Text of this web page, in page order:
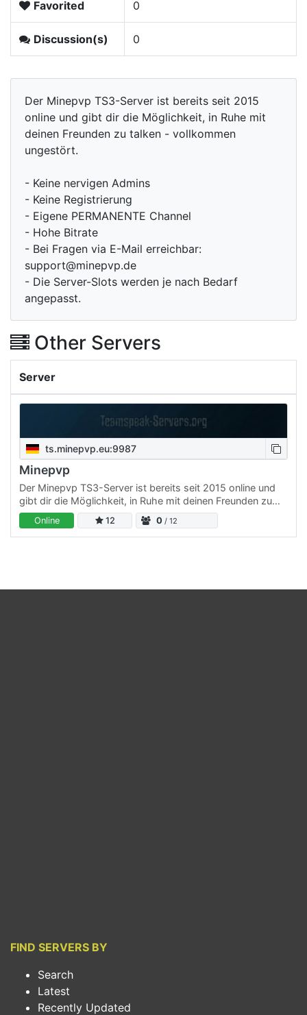
Favorited 0
Discussion(s) 0
Der Minepvp TS3-Server ist bereits seit 2015
online und gibt dir die Möglichkeit, in Ruhe mit
deinen Freunden zu talken - vollkommen
ungestört.
- Keine nervigen Admins
- Keine Registrierung
- Eigene PERMANENTE Channel
- Hohe Bitrate
- Bei Fragen via E-Mail erreichbar:
support@minepvp.de
- Die Server-Slots werden je nach Bedarf
angepasst.
Other Servers
Server
ts.minepvp.eu:9987
Minepvp
Der Minepvp TS3-Server ist bereits seit 2015 online und
gibt dir die Möglichkeit, in Ruhe mit deinen Freunden zu
talken - vollkommen ungestört. - Keine nervigen Admins -
…
Online 12 0 / 12
FIND SERVERS BY
Search
Latest
Recently Updated